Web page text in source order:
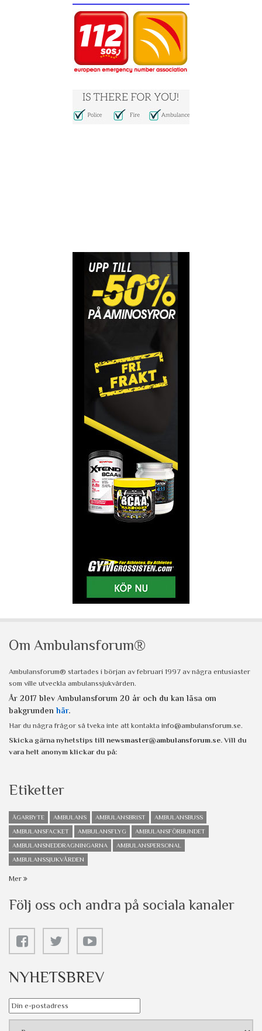
Om Ambulansforum®
Ambulansforum® startades i början av februari 1997 av några entusiaster
som ville utveckla ambulanssjukvården.
År 2017 blev Ambulansforum 20 år och du kan läsa om
bakgrunden här.
Har du några frågor så tveka inte att kontakta info@ambulansforum.se.
Skicka gärna nyhetstips till newsmaster@ambulansforum.se. Vill du
vara helt anonym klickar du på:
Etiketter
ÄGARBYTE AMBULANS AMBULANSBRIST
AMBULANSBUSS
AMBULANSFACKET
AMBULANSFLYG
AMBULANSFÖRBUNDET
AMBULANSNEDDRAGNINGARNA
AMBULANSPERSONAL
AMBULANSSJUKVÅRDEN
Mer
Följ oss och andra på sociala kanaler
NYHETSBREV